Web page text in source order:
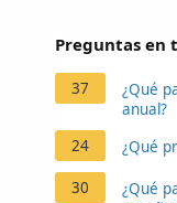
Preguntas en
37
¿Qué
anual?
24
¿Qué
30
¿Qué